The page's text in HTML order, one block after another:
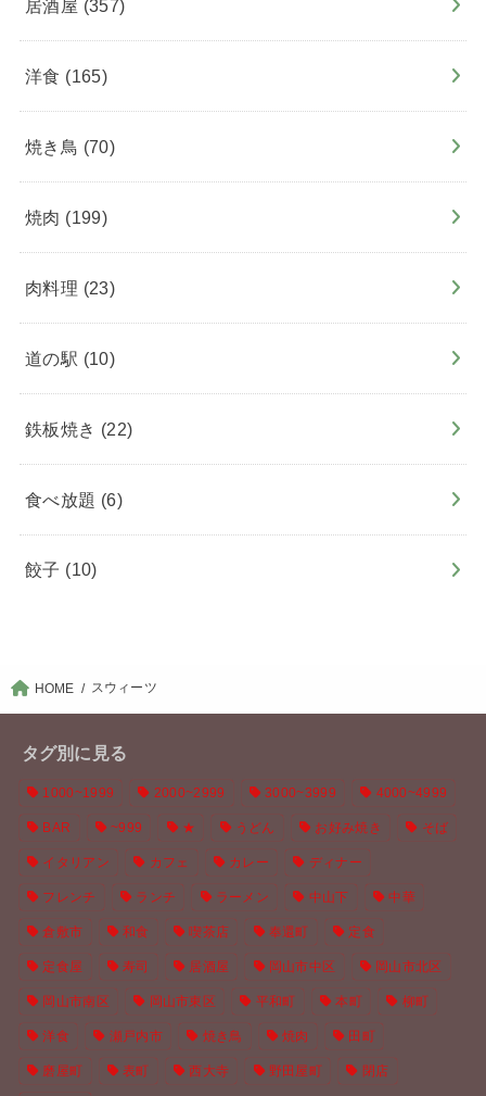
居酒屋 (357)
洋食 (165)
焼き鳥 (70)
焼肉 (199)
肉料理 (23)
道の駅 (10)
鉄板焼き (22)
食べ放題 (6)
餃子 (10)
HOME スウィーツ
タグ別に見る
1000~1999 2000~2999 3000~3999 4000~4999
BAR ~999 ★ うどん お好み焼き そば
イタリアン カフェ カレー ディナー
フレンチ ランチ ラーメン 中山下 中華
倉敷市 和食 喫茶店 奉還町 定食
定食屋 寿司 居酒屋 岡山市中区 岡山市北区
岡山市南区 岡山市東区 平和町 本町 柳町
洋食 瀬戸内市 焼き鳥 焼肉 田町
磨屋町 表町 西大寺 野田屋町 閉店